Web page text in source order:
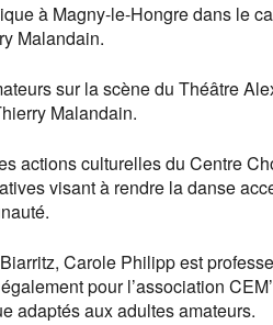
à Magny-le-Hongre dans le
Malandain.
sur la scène du Théâtre
Malandain.
actions culturelles du Centre
visant à rendre la danse
Carole Philipp est
pour l’association
adaptés aux adultes amateurs.